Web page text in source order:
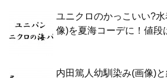
ユニクロのかっこいい?
像)を夏海コーデに！値段
内田篤人幼馴染み(画像)